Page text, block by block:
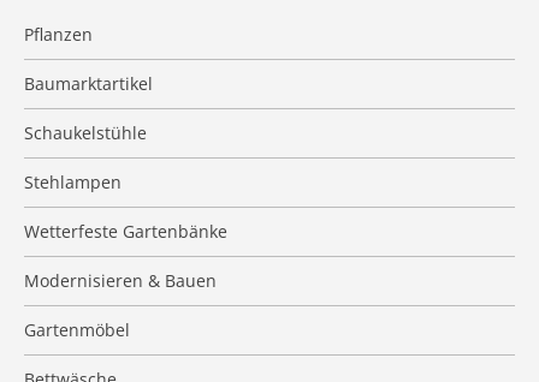
Pflanzen
Baumarktartikel
Schaukelstühle
Stehlampen
Wetterfeste Gartenbänke
Modernisieren & Bauen
Gartenmöbel